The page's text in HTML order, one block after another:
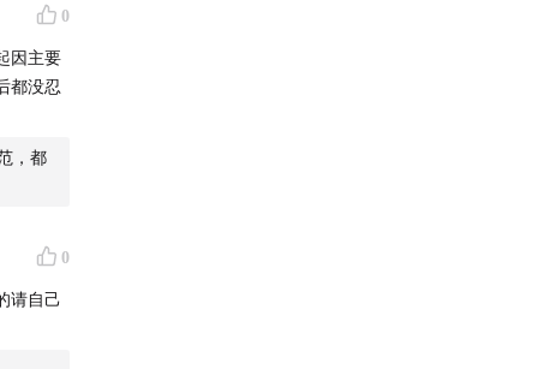
0
因主要
都没忍
，都
0
请自己